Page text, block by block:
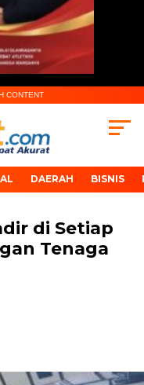
CONTENT
DAERAH BISNIS
di Setiap
Tenaga